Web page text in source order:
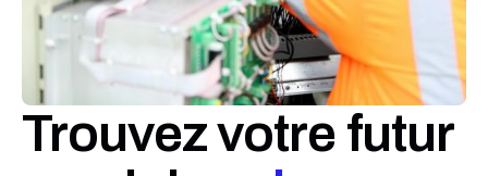
Trouvez votre futur